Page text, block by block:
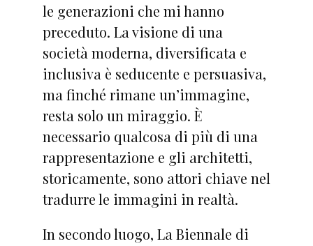
le generazioni che mi hanno
preceduto. La visione di una
società moderna, diversificata e
inclusiva è seducente e persuasiva,
ma finché rimane un’immagine,
resta solo un miraggio. È
necessario qualcosa di più di una
rappresentazione e gli architetti,
storicamente, sono attori chiave nel
tradurre le immagini in realtà.
In secondo luogo, La Biennale di